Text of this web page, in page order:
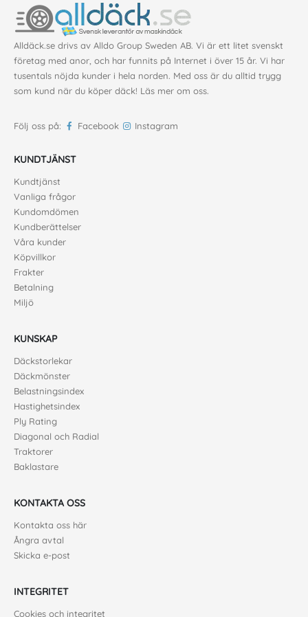
Alldäck.se drivs av Alldo Group Sweden AB. Vi är ett litet svenskt
företag med anor, och har funnits på Internet i över 15 år. Vi har
tusentals nöjda kunder i hela norden. Med oss är du alltid trygg
som kund när du köper däck! Läs mer om oss.
Följ oss på: Facebook Instagram
KUNDTJÄNST
Kundtjänst
Vanliga frågor
Kundomdömen
Kundberättelser
Våra kunder
Köpvillkor
Frakter
Betalning
Miljö
KUNSKAP
Däckstorlekar
Däckmönster
Belastningsindex
Hastighetsindex
Ply Rating
Diagonal och Radial
Traktorer
Baklastare
KONTAKTA OSS
Kontakta oss här
Ångra avtal
Skicka e-post
INTEGRITET
Cookies och integritet